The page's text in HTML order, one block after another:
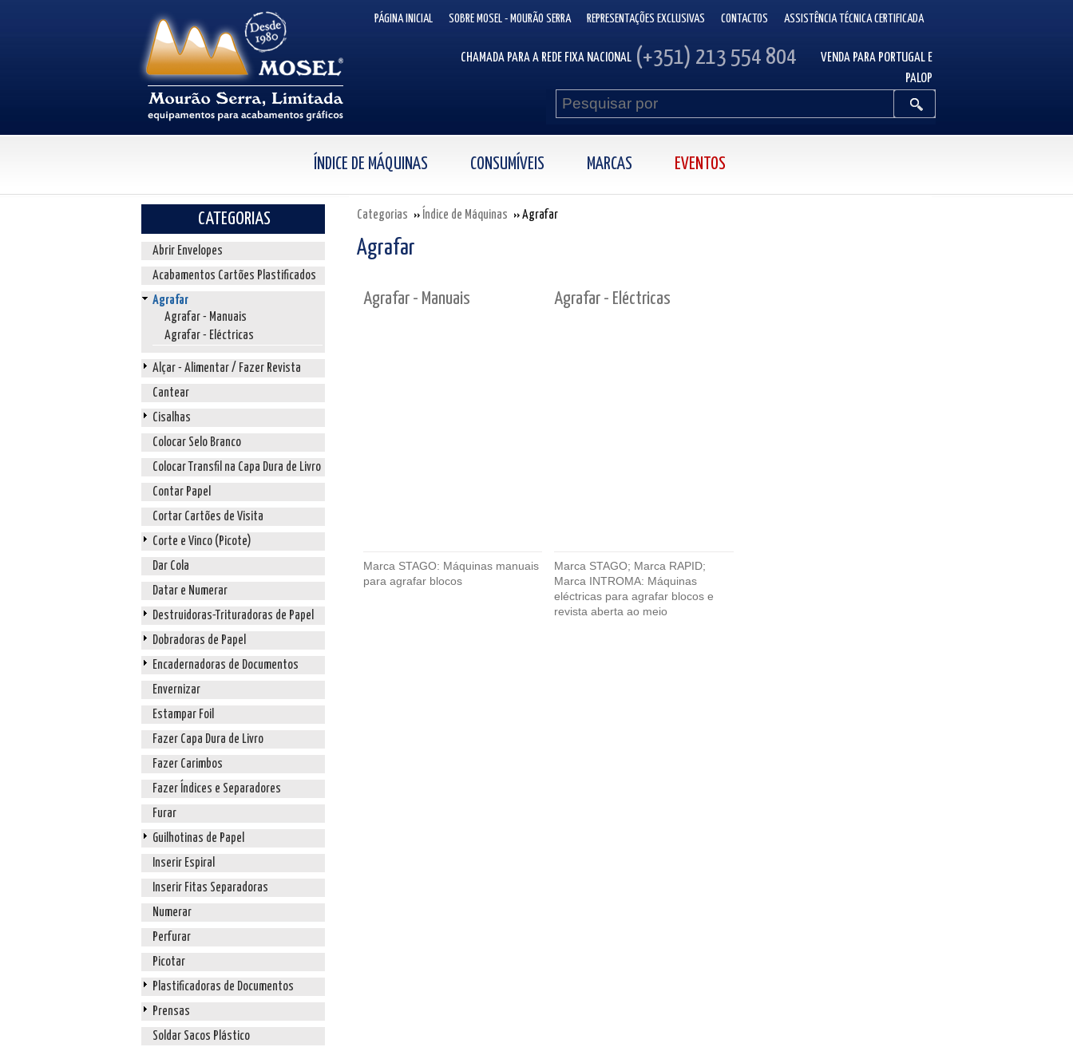
PÁGINA INICIAL SOBRE MOSEL - MOURÃO SERRA REPRESENTAÇÕES EXCLUSIVAS CONTACTOS ASSISTÊNCIA TÉCNICA CERTIFICADA
CHAMADA PARA A REDE FIXA NACIONAL (+351) 213 554 804
VENDA PARA PORTUGAL E
PALOP
ÍNDICE DE MÁQUINAS CONSUMÍVEIS MARCAS EVENTOS
CATEGORIAS
Abrir Envelopes
Acabamentos Cartões Plastificados
Agrafar
Agrafar - Manuais
Agrafar - Eléctricas
Alçar - Alimentar / Fazer Revista
Cantear
Cisalhas
Colocar Selo Branco
Colocar Transfil na Capa Dura de Livro
Contar Papel
Cortar Cartões de Visita
Corte e Vinco (Picote)
Dar Cola
Datar e Numerar
Destruidoras-Trituradoras de Papel
Dobradoras de Papel
Encadernadoras de Documentos
Envernizar
Estampar Foil
Fazer Capa Dura de Livro
Fazer Carimbos
Fazer Índices e Separadores
Furar
Guilhotinas de Papel
Inserir Espiral
Inserir Fitas Separadoras
Numerar
Perfurar
Picotar
Plastificadoras de Documentos
Prensas
Soldar Sacos Plástico
Categorias Índice de Máquinas Agrafar
Agrafar
Agrafar - Manuais
Marca STAGO: Máquinas manuais
para agrafar blocos
Agrafar - Eléctricas
Marca STAGO; Marca RAPID;
Marca INTROMA: Máquinas
eléctricas para agrafar blocos e
revista aberta ao meio